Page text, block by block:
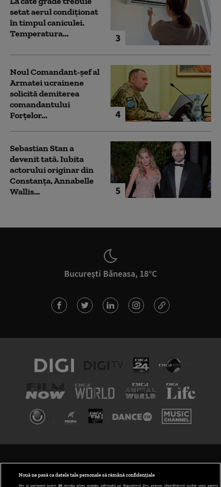
3
setat aerul condiționat
în timpul caniculei.
Temperatura...
4
Noul Comandant-șef al
Armatei ucrainene
solicită demiterea
comandantului
Forțelor...
5
Sebastian Stan a
devenit tată. Iubita
actorului originar din
Constanța, Annabelle
Wallis...
București Băneasa, 18°C
Nouă ne pasă ca datele tale personale să rămână confidențiale
Noi și partenerii noștri 30stocăm și/sau accesăm informații pe dispozitivul dvs., precum identificatorii cookie unici pentru